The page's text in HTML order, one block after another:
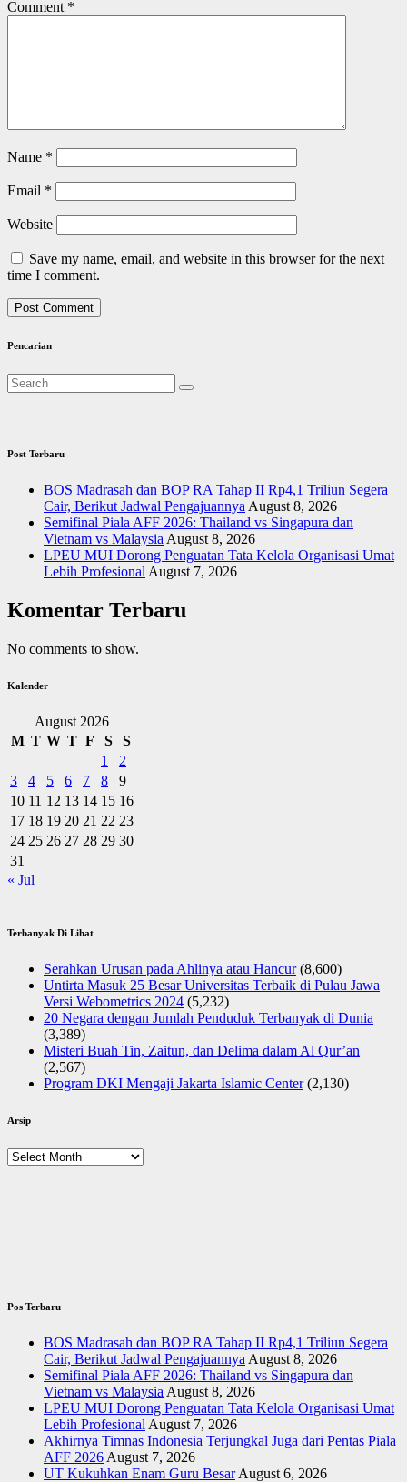
Comment *
Name *
Email *
Website
Save my name, email, and website in this browser for the next
time I comment.
Pencarian
Post Terbaru
BOS Madrasah dan BOP RA Tahap II Rp4,1 Triliun Segera
Cair, Berikut Jadwal Pengajuannya August 8, 2026
Semifinal Piala AFF 2026: Thailand vs Singapura dan
Vietnam vs Malaysia August 8, 2026
LPEU MUI Dorong Penguatan Tata Kelola Organisasi Umat
Lebih Profesional August 7, 2026
Komentar Terbaru
No comments to show.
Kalender
August 2026
M T W T F S
S
1
2
3
4 5 6 7 8
9
10 11 12 13 14 15 16
17 18 19 20 21 22 23
24 25 26 27 28 29 30
31
« Jul
Terbanyak Di Lihat
Serahkan Urusan pada Ahlinya atau Hancur (8,600)
Untirta Masuk 25 Besar Universitas Terbaik di Pulau Jawa
Versi Webometrics 2024 (5,232)
20 Negara dengan Jumlah Penduduk Terbanyak di Dunia
(3,389)
Misteri Buah Tin, Zaitun, dan Delima dalam Al Qur’an
(2,567)
Program DKI Mengaji Jakarta Islamic Center (2,130)
Arsip
Arsip
Pos Terbaru
BOS Madrasah dan BOP RA Tahap II Rp4,1 Triliun Segera
Cair, Berikut Jadwal Pengajuannya August 8, 2026
Semifinal Piala AFF 2026: Thailand vs Singapura dan
Vietnam vs Malaysia August 8, 2026
LPEU MUI Dorong Penguatan Tata Kelola Organisasi Umat
Lebih Profesional August 7, 2026
Akhirnya Timnas Indonesia Terjungkal Juga dari Pentas Piala
AFF 2026 August 7, 2026
UT Kukuhkan Enam Guru Besar August 6, 2026